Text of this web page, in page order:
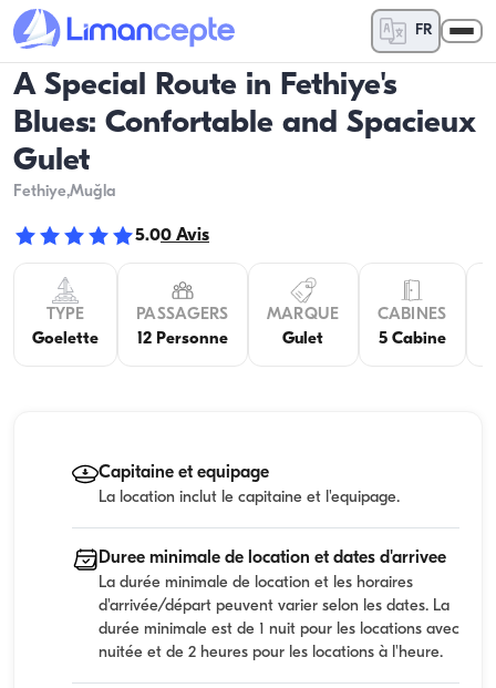
FR
A Special Route in Fethiye's
Blues: Confortable and Spacieux
Gulet
Fethiye,Muğla
5.00 Avis
TYPE
Goelette
PASSAGERS
12 Personne
MARQUE
Gulet
CABINES
5 Cabine
Capitaine et equipage
La location inclut le capitaine et l'equipage.
Duree minimale de location et dates d'arrivee
La durée minimale de location et les horaires
d'arrivée/départ peuvent varier selon les dates. La
durée minimale est de 1 nuit pour les locations avec
nuitée et de 2 heures pour les locations à l'heure.